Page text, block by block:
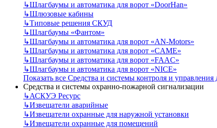
↳Шлагбаумы и автоматика для ворот «DoorHan»
↳Шлюзовые кабины
↳Типовые решения СКУД
↳Шлагбаумы «Фантом»
↳Шлагбаумы и автоматика для ворот «AN-Motors»
↳Шлагбаумы и автоматика для ворот «CAME»
↳Шлагбаумы и автоматика для ворот «FAAC»
↳Шлагбаумы и автоматика для ворот «NICE»
Показать все Средства и системы контроля и управления
Средства и системы охранно-пожарной сигнализации
↳АСКУЭ Ресурс
↳Извещатели аварийные
↳Извещатели охранные для наружной установки
↳Извещатели охранные для помещений